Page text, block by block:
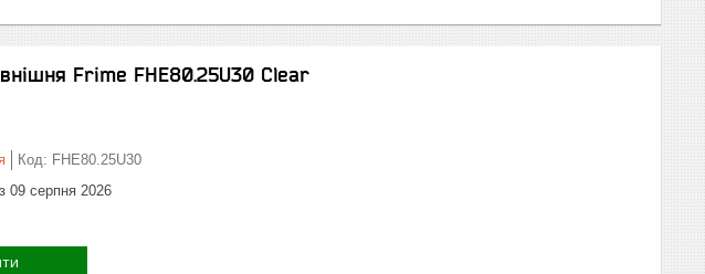
Frime FHE80.25U30 Clear
Код: FHE80.25U30
09 серпня 2026